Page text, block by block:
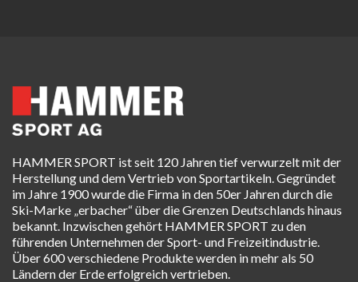
HAMMER SPORT ist seit 120 Jahren tief verwurzelt mit der
Herstellung und dem Vertrieb von Sportartikeln. Gegründet
im Jahre 1900 wurde die Firma in den 50er Jahren durch die
Ski-Marke „erbacher“ über die Grenzen Deutschlands hinaus
bekannt. Inzwischen gehört HAMMER SPORT zu den
führenden Unternehmen der Sport- und Freizeitindustrie.
Über 600 verschiedene Produkte werden in mehr als 50
Ländern der Erde erfolgreich vertrieben.